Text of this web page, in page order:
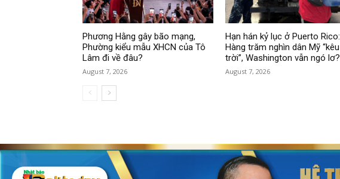
Phương Hằng gây bão mạng,
Phường kiểu mẫu XHCN của Tô
Lâm đi về đâu?
August 7, 2026
Hạn hán kỷ lục ở Puerto Rico:
Hàng trăm nghìn dân Mỹ “kêu
trời”, Washington vẫn ngó lơ?
August 7, 2026